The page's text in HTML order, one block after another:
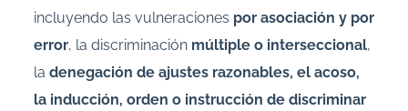
incluyendo las vulneraciones por asociación y por
error, la discriminación múltiple o interseccional,
la denegación de ajustes razonables, el acoso,
la inducción, orden o instrucción de discriminar